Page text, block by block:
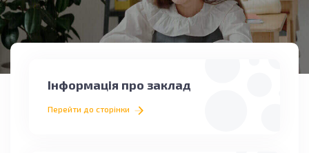
Інформація про заклад
Перейти до сторінки